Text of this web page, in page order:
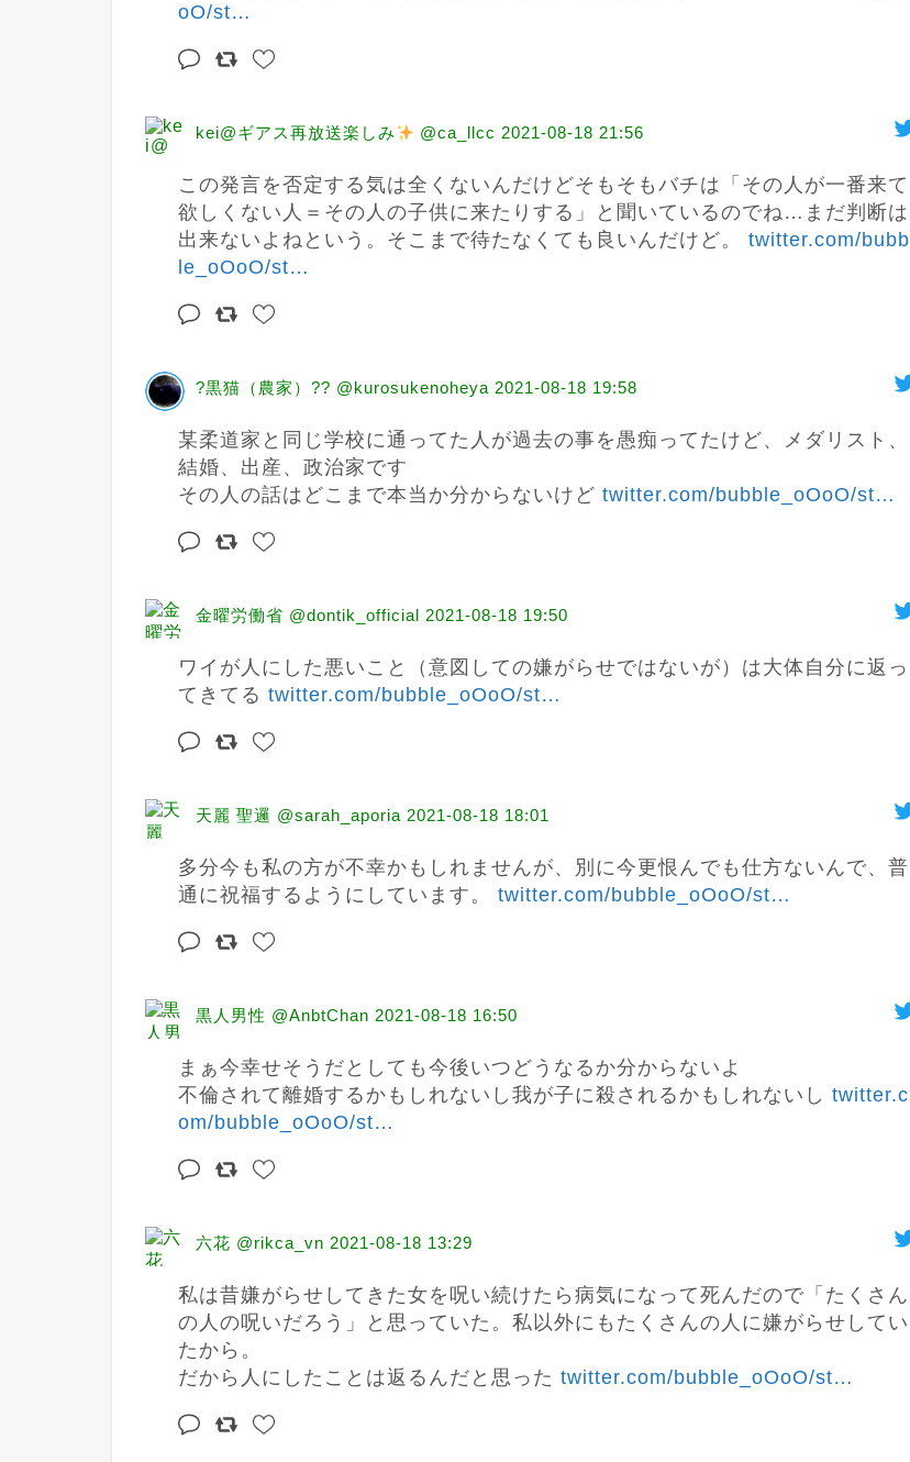
oO/st…
kei@ギアス再放送楽しみ @ca_llcc 2021-08-18 21:56
この発言を否定する気は全くないんだけどそもそもバチは「その人が一番来て
欲しくない人＝その人の子供に来たりする」と聞いているのでね…まだ判断は
出来ないよねという。そこまで待たなくても良いんだけど。 twitter.com/bubb
le_oOoO/st…
?黒猫（農家）?? @kurosukenoheya 2021-08-18 19:58
某柔道家と同じ学校に通ってた人が過去の事を愚痴ってたけど、メダリスト、
結婚、出産、政治家です
その人の話はどこまで本当か分からないけど twitter.com/bubble_oOoO/st…
金曜労働省 @dontik_official 2021-08-18 19:50
ワイが人にした悪いこと（意図しての嫌がらせではないが）は大体自分に返っ
てきてる twitter.com/bubble_oOoO/st…
天麗 聖邏 @sarah_aporia 2021-08-18 18:01
多分今も私の方が不幸かもしれませんが、別に今更恨んでも仕方ないんで、普
通に祝福するようにしています。 twitter.com/bubble_oOoO/st…
黒人男性 @AnbtChan 2021-08-18 16:50
まぁ今幸せそうだとしても今後いつどうなるか分からないよ
不倫されて離婚するかもしれないし我が子に殺されるかもしれないし twitter.c
om/bubble_oOoO/st…
六花 @rikca_vn 2021-08-18 13:29
私は昔嫌がらせしてきた女を呪い続けたら病気になって死んだので「たくさん
の人の呪いだろう」と思っていた。私以外にもたくさんの人に嫌がらせしてい
たから。
だから人にしたことは返るんだと思った twitter.com/bubble_oOoO/st…